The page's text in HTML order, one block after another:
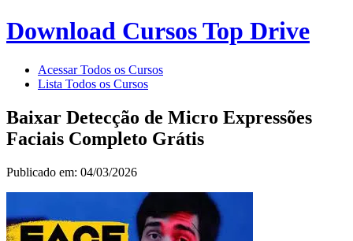
Download Cursos Top Drive
Acessar Todos os Cursos
Lista Todos os Cursos
Baixar Detecção de Micro Expressões
Faciais Completo Grátis
Publicado em: 04/03/2026